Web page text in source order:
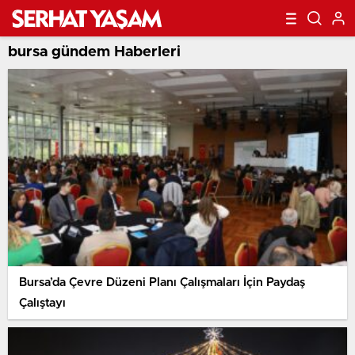
bursa gündem Haberleri
Bursa’da Çevre Düzeni Planı Çalışmaları İçin Paydaş
Çalıştayı